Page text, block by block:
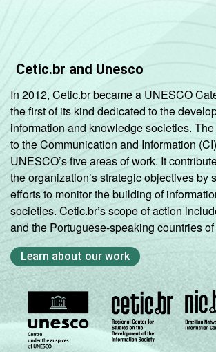
Cetic.br and Unesco
In 2012, Cetic.br became a UNESCO
the first of its kind dedicated to the
information and knowledge societies.
to the Communication and Information
UNESCO’s five areas of work. It
the organization’s strategic objectives by
efforts to monitor the building of
societies. Cetic.br’s scope of action
and the Portuguese-speaking countries
Learn about our work